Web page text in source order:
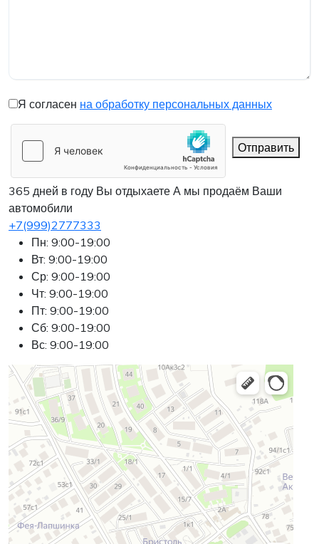
Я согласен на обработку персональных данных
Отправить
365 дней в году Вы отдыхаете А мы продаём Ваши
автомобили
+7(999)2777333
Пн: 9:00-19:00
Вт: 9:00-19:00
Ср: 9:00-19:00
Чт: 9:00-19:00
Пт: 9:00-19:00
Сб: 9:00-19:00
Вс: 9:00-19:00